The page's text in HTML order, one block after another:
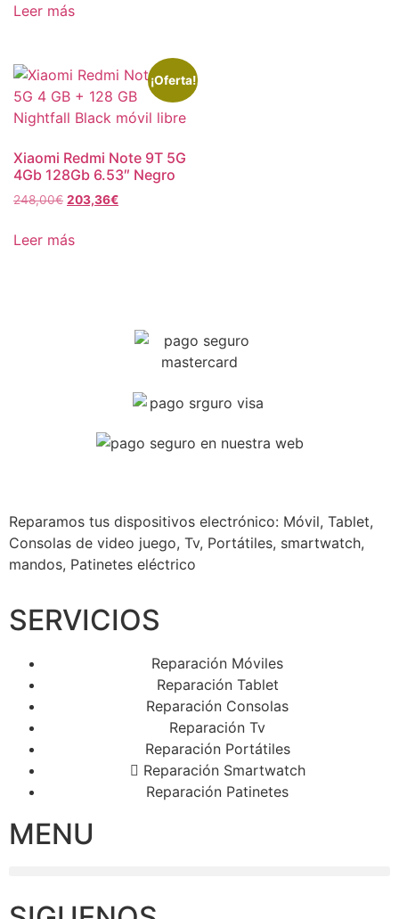
Leer más
¡Oferta!
Xiaomi Redmi Note 9T 5G
4Gb 128Gb 6.53″ Negro
248,00€ 203,36€
Leer más
Reparamos tus dispositivos electrónico: Móvil, Tablet,
Consolas de video juego, Tv, Portátiles, smartwatch,
mandos, Patinetes eléctrico
SERVICIOS
Reparación Móviles
Reparación Tablet
Reparación Consolas
Reparación Tv
Reparación Portátiles
Reparación Smartwatch
Reparación Patinetes
MENU